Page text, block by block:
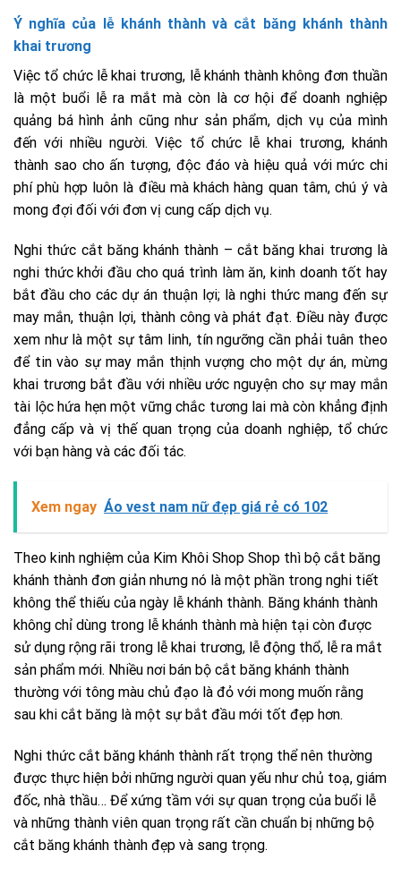
Ý nghĩa của lễ khánh thành và cắt băng khánh thành
khai trương
Việc tổ chức lễ khai trương, lễ khánh thành không đơn thuần
là một buổi lễ ra mắt mà còn là cơ hội để doanh nghiệp
quảng bá hình ảnh cũng như sản phẩm, dịch vụ của mình
đến với nhiều người. Việc tổ chức lễ khai trương, khánh
thành sao cho ấn tượng, độc đáo và hiệu quả với mức chi
phí phù hợp luôn là điều mà khách hàng quan tâm, chú ý và
mong đợi đối với đơn vị cung cấp dịch vụ.
Nghi thức cắt băng khánh thành – cắt băng khai trương là
nghi thức khởi đầu cho quá trình làm ăn, kinh doanh tốt hay
bắt đầu cho các dự án thuận lợi; là nghi thức mang đến sự
may mắn, thuận lợi, thành công và phát đạt. Điều này được
xem như là một sự tâm linh, tín ngưỡng cần phải tuân theo
để tin vào sự may mắn thịnh vượng cho một dự án, mừng
khai trương bắt đầu với nhiều ước nguyện cho sự may mắn
tài lộc hứa hẹn một vững chắc tương lai mà còn khẳng định
đẳng cấp và vị thế quan trọng của doanh nghiệp, tổ chức
với bạn hàng và các đối tác.
Xem ngay Áo vest nam nữ đẹp giá rẻ có 102
Theo kinh nghiệm của Kim Khôi Shop Shop thì bộ cắt băng
khánh thành đơn giản nhưng nó là một phần trong nghi tiết
không thể thiếu của ngày lễ khánh thành. Băng khánh thành
không chỉ dùng trong lễ khánh thành mà hiện tại còn được
sử dụng rộng rãi trong lễ khai trương, lễ động thổ, lễ ra mắt
sản phẩm mới. Nhiều nơi bán bộ cắt băng khánh thành
thường với tông màu chủ đạo là đỏ với mong muốn rằng
sau khi cắt băng là một sự bắt đầu mới tốt đẹp hơn.
Nghi thức cắt băng khánh thành rất trọng thể nên thường
được thực hiện bởi những người quan yếu như chủ toạ, giám
đốc, nhà thầu… Để xứng tầm với sự quan trọng của buổi lễ
và những thành viên quan trọng rất cần chuẩn bị những bộ
cắt băng khánh thành đẹp và sang trọng.